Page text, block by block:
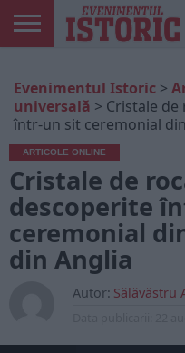
ONLINE
EDIȚII
TIPĂRITE
ISTORIC
PLAY
CONTUL
MEU
Evenimentul Istoric >
universală > Cristale de
într-un sit ceremonial
ARTICOLE ONLINE
Cristale de
descoperite
ceremonial
din Anglia
Autor: Sălăvăstru